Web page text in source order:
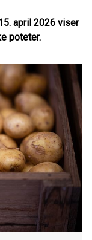
april 2026 viser
poteter.